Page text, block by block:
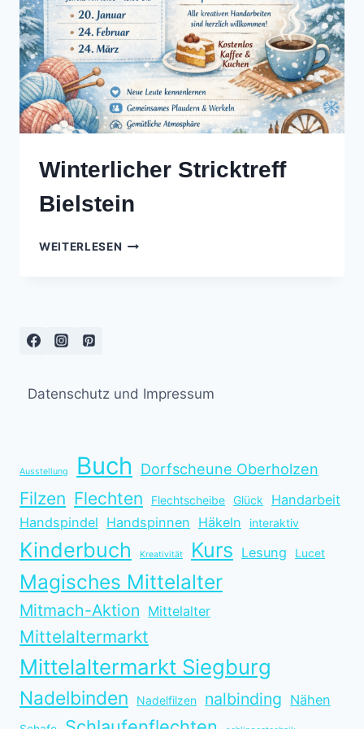
Winterlicher Stricktreff
Bielstein
WEITERLESEN WINTERLICHER
Datenschutz und Impressum
Ausstellung Buch Dorfscheune Oberholzen
Filzen Flechten Flechtscheibe Glück
Handarbeit
Handspindel Handspinnen Häkeln interaktiv
Kinderbuch Kreativität Kurs Lesung Lucet
Magisches Mittelalter
Mitmach-Aktion Mittelalter
Mittelaltermarkt
Mittelaltermarkt Siegburg
Nadelbinden Nadelfilzen nalbinding Nähen